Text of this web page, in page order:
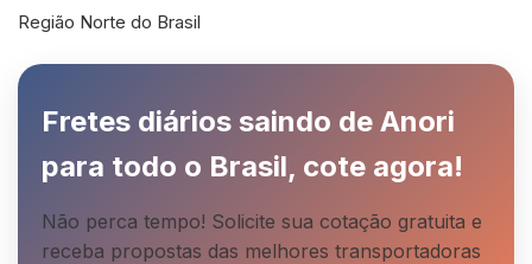
Região Norte do Brasil
Fretes diários saindo de Anori
para todo o Brasil, cote agora!
Não perca tempo! Solicite sua cotação gratuita e
receba propostas das melhores transportadoras